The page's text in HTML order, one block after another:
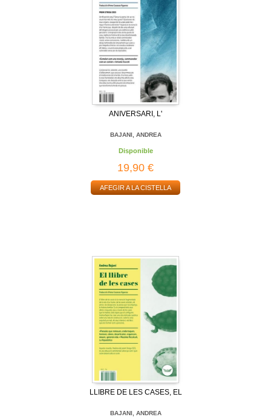
ANIVERSARI, L'
BAJANI, ANDREA
Disponible
19,90 €
AFEGIR A LA CISTELLA
LLIBRE DE LES CASES, EL
BAJANI, ANDREA